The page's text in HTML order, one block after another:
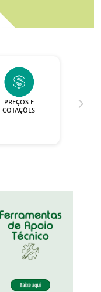
PREÇOS E
COTAÇÕES